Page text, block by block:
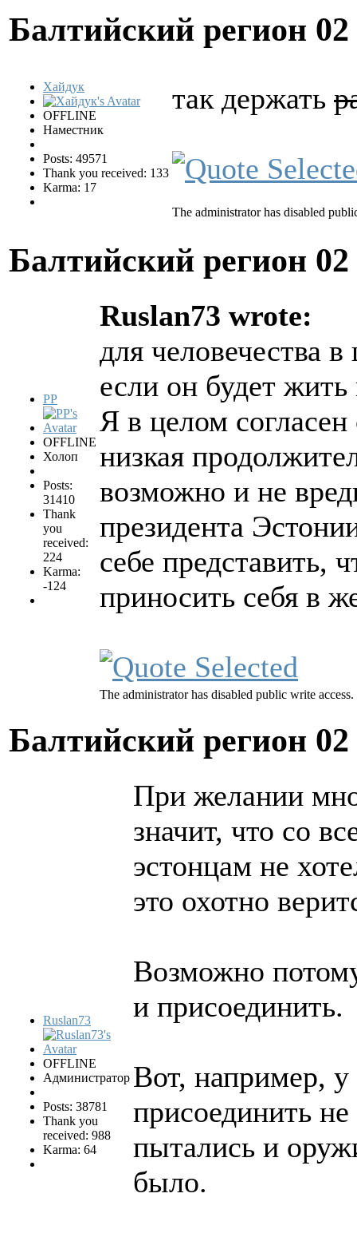
Балтийский регион
Хайдук
OFFLINE
Наместник
Posts: 49571
Thank you received: 133
Karma: 17
так держать
The administrator has disabled
Балтийский регион
PP
OFFLINE
Холоп
Posts:
31410
Thank
you
received:
224
Karma:
-124
Ruslan73 wrote:
для человечества
если он будет
Я в целом
низкая
возможно и не
президента
себе представить,
приносить себя в
The administrator has disabled public write access.
Балтийский регион
Ruslan73
OFFLINE
Администратор
Posts: 38781
Thank you
received: 988
Karma: 64
При желании
значит, что со
эстонцам не
это охотно
Возможно
и присоединить.
Вот, например, у
присоединить
пытались и
было.